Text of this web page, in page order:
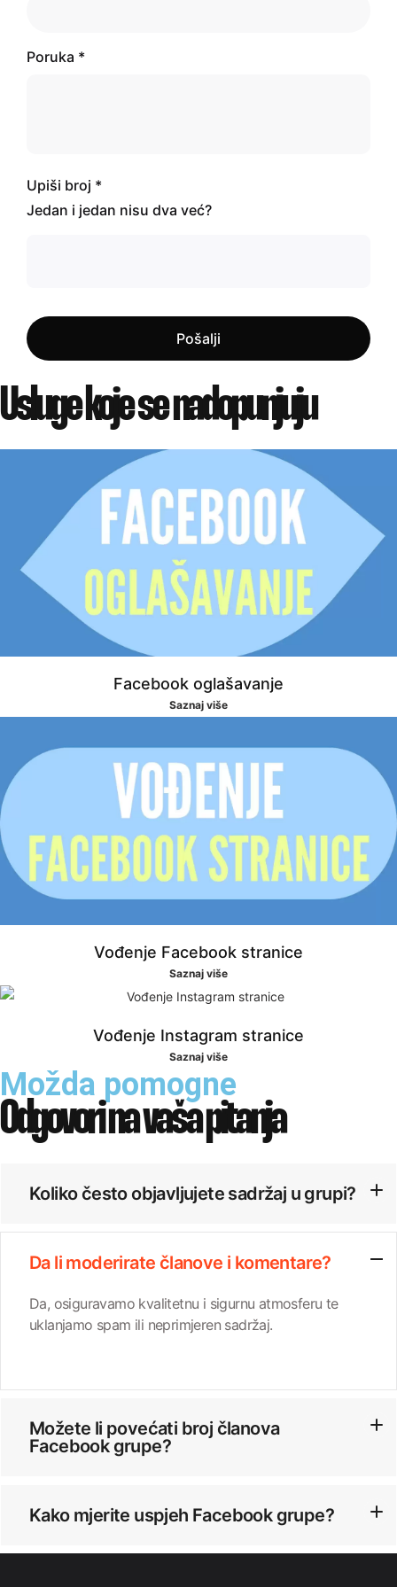
Poruka *
Upiši broj *
Jedan i jedan nisu dva već?
Pošalji
Usluge koje senadopunjuju
Facebook oglašavanje
Saznaj više
Vođenje Facebook stranice
Saznaj više
Vođenje Instagram stranice
Saznaj više
Možda pomogne
Odgovori navaša pitanja
Koliko često objavljujete sadržaj u grupi?
Da li moderirate članove i komentare?
Da, osiguravamo kvalitetnu i sigurnu atmosferu te
uklanjamo spam ili neprimjeren sadržaj.
Možete li povećati broj članova
Facebook grupe?
Kako mjerite uspjeh Facebook grupe?